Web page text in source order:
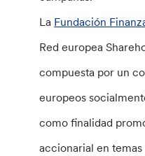
La Fundación
Red europea
compuesta por un
europeos
como finalidad
accionarial en